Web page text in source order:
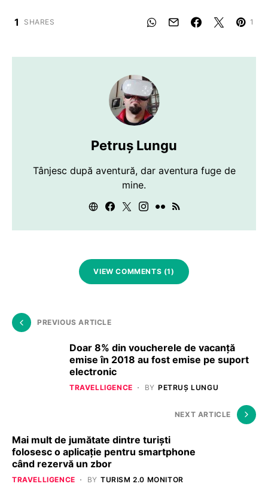
1 SHARES 1
Petruș Lungu
Tânjesc după aventură, dar aventura fuge de
mine.
VIEW COMMENTS (1)
PREVIOUS ARTICLE
Doar 8% din voucherele de vacanță
emise în 2018 au fost emise pe suport
electronic
TRAVELLIGENCE BY PETRUȘ LUNGU
NEXT ARTICLE
Mai mult de jumătate dintre turiști
folosesc o aplicație pentru smartphone
când rezervă un zbor
TRAVELLIGENCE BY TURISM 2.0 MONITOR